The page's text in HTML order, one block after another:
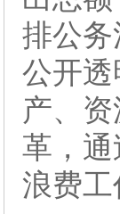
排公
公开
产、
革，
浪费工